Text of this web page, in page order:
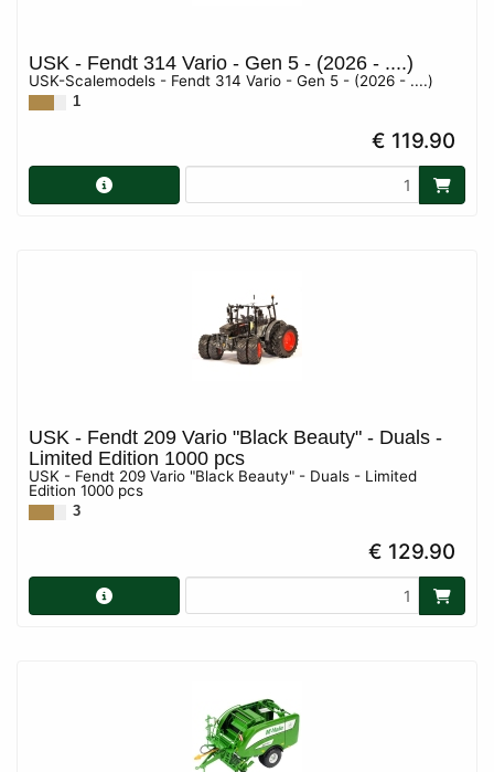
USK - Fendt 314 Vario - Gen 5 - (2026 - ....)
USK-Scalemodels - Fendt 314 Vario - Gen 5 - (2026 - ....)
1
€ 119.90
USK - Fendt 209 Vario "Black Beauty" - Duals -
Limited Edition 1000 pcs
USK - Fendt 209 Vario "Black Beauty" - Duals - Limited
Edition 1000 pcs
3
€ 129.90